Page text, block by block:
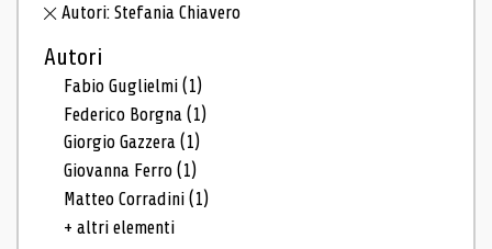
Autori: Stefania Chiavero
Autori
Fabio Guglielmi(1)
Federico Borgna(1)
Giorgio Gazzera(1)
Giovanna Ferro(1)
Matteo Corradini(1)
+ altri elementi